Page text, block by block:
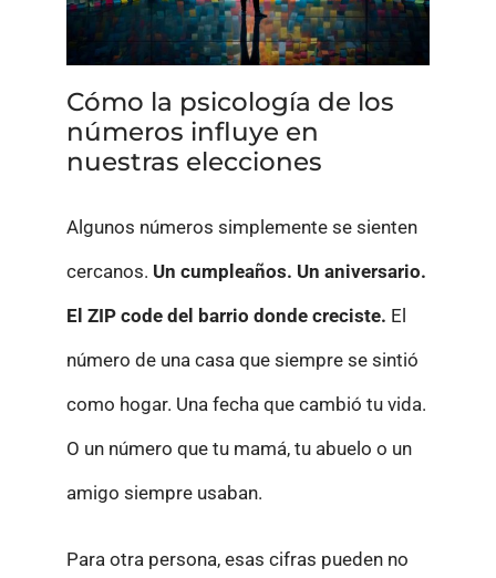
Cómo la psicología de los
números influye en
nuestras elecciones
Algunos números simplemente se sienten
cercanos. Un cumpleaños. Un aniversario.
El ZIP code del barrio donde creciste. El
número de una casa que siempre se sintió
como hogar. Una fecha que cambió tu vida.
O un número que tu mamá, tu abuelo o un
amigo siempre usaban.
Para otra persona, esas cifras pueden no